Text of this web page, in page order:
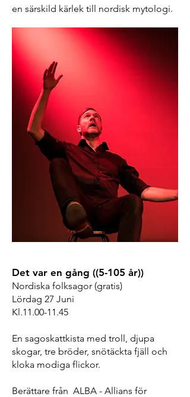
en särskild kärlek till nordisk mytologi.
Det var en gång ((5-105 år))
Nordiska folksagor (gratis)
Lördag 27 Juni
Kl.11.00-11.45
En sagoskattkista med troll, djupa
skogar, tre bröder, snötäckta fjäll och
kloka modiga flickor.
Berättare från ALBA - Allians för